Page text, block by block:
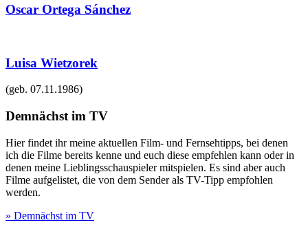
Oscar Ortega Sánchez
Luisa Wietzorek
(geb. 07.11.1986)
Demnächst im TV
Hier findet ihr meine aktuellen Film- und Fernsehtipps, bei denen
ich die Filme bereits kenne und euch diese empfehlen kann oder in
denen meine Lieblingsschauspieler mitspielen. Es sind aber auch
Filme aufgelistet, die von dem Sender als TV-Tipp empfohlen
werden.
» Demnächst im TV